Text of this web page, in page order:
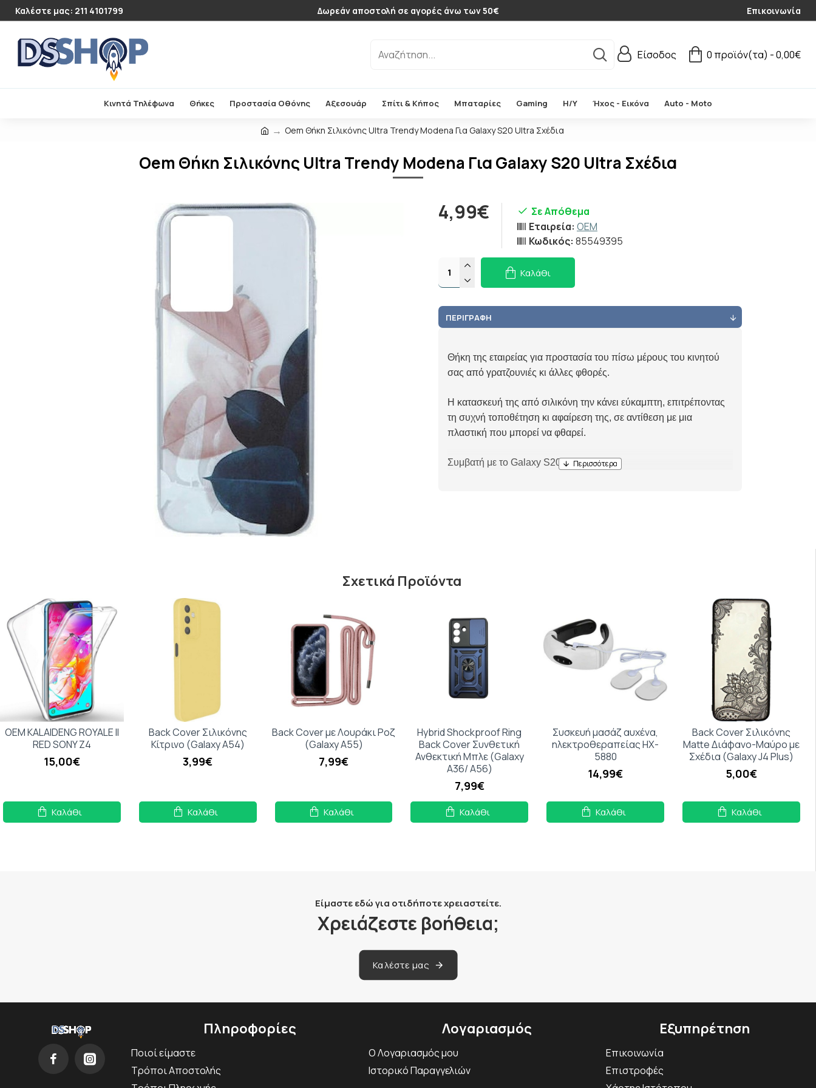
Καλέστε μας: 211 4101799 Δωρεάν αποστολή σε αγορές άνω των 50€ Επικοινωνία
Είσοδος 0 προϊόν(τα) - 0,00€
Κινητά Τηλέφωνα Θήκες Προστασία Οθόνης Αξεσουάρ Σπίτι & Κήπος Μπαταρίες Gaming Η/Υ Ήχος - Εικόνα Auto - Moto
Oem Θήκη Σιλικόνης Ultra Trendy Modena Για Galaxy S20 Ultra Σχέδια
Oem Θήκη Σιλικόνης Ultra Trendy Modena Για Galaxy S20 Ultra Σχέδια
4,99€
Σε Απόθεμα
Εταιρεία: OEM
Κωδικός: 85549395
Καλάθι
ΠΕΡΙΓΡΑΦΉ
Θήκη της εταιρείας για προστασία του πίσω μέρους του κινητού
σας από γρατζουνιές κι άλλες φθορές.
Η κατασκευή της από σιλικόνη την κάνει εύκαμπτη, επιτρέποντας
τη συχνή τοποθέτηση κι αφαίρεση της, σε αντίθεση με μια
πλαστική που μπορεί να φθαρεί.
Συμβατή με το Galaxy S20 Ultra.
Σχετικά Προϊόντα
OEM KALAIDENG ROYALE II
RED SONY Z4
15,00€
Καλάθι
Back Cover Σιλικόνης
Κίτρινο (Galaxy A54)
3,99€
Καλάθι
Back Cover με Λουράκι Ροζ
(Galaxy A55)
7,99€
Καλάθι
Hybrid Shockproof Ring
Back Cover Συνθετική
Ανθεκτική Μπλε (Galaxy
A36/ A56)
7,99€
Καλάθι
Συσκευή μασάζ αυχένα,
ηλεκτροθεραπείας HX-
5880
14,99€
Καλάθι
Back Cover Σιλικόνης
Matte Διάφανο-Μαύρο με
Σχέδια (Galaxy J4 Plus)
5,00€
Καλάθι
Είμαστε εδώ για οτιδήποτε χρειαστείτε.
Χρειάζεστε βοήθεια;
Καλέστε μας
Πληροφορίες
Ποιοί είμαστε
Τρόποι Αποστολής
Λογαριασμός
Ο Λογαριασμός μου
Ιστορικό Παραγγελιών
Εξυπηρέτηση
Επικοινωνία
Επιστροφές